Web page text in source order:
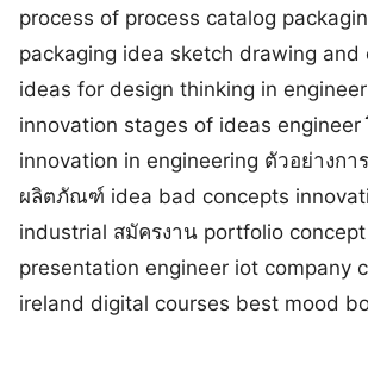
process of process catalog
packaging idea sketch drawing and
ideas for design thinking in
innovation stages of ideas engineer
innovation in engineering ตัวอย่างกา
ผลิตภัณฑ์ idea bad concepts
industrial สมัครงาน portfolio
presentation engineer iot company
ireland digital courses best mood